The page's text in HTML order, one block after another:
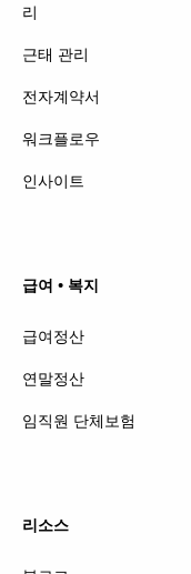
리
근태 관리
전자계약서
워크플로우
인사이트
급여 • 복지
급여정산
연말정산
임직원 단체보험
리소스